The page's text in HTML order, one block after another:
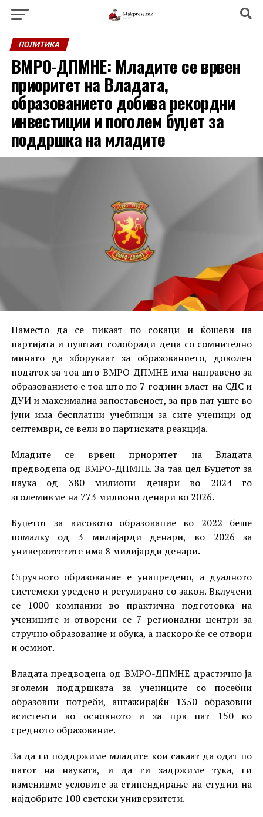
ПОЛИТИКА
ВМРО-ДПМНЕ: Младите се врвен
приоритет на Владата,
образованието добива рекордни
инвестиции и поголем буџет за
поддршка на младите
Наместо да се пикаат по сокаци и ќошеви на
партијата и пуштаат голобради деца со сомнително
минато да зборуваат за образованието, доволен
податок за тоа што ВМРО-ДПМНЕ има направено за
образованието е тоа што по 7 години власт на СДС и
ДУИ и максимална запоставеност, за прв пат уште во
јуни има бесплатни учебници за сите ученици од
септември, се вели во партиската реакција.
Младите се врвен приоритет на Владата
предводена од ВМРО-ДПМНЕ. За таа цел Буџетот за
наука од 380 милиони денари во 2024 го
зголемивме на 773 милиони денари во 2026.
Буџетот за високото образование во 2022 беше
помалку од 3 милијарди денари, во 2026 за
универзитетите има 8 милијарди денари.
Стручното образование е унапредено, а дуалното
системски уредено и регулирано со закон. Вклучени
се 1000 компании во практична подготовка на
учениците и отворени се 7 регионални центри за
стручно образование и обука, а наскоро ќе се отвори
и осмиот.
Владата предводена од ВМРО-ДПМНЕ драстично ја
зголеми поддршката за учениците со посебни
образовни потреби, ангажирајќи 1350 образовни
асистенти во основното и за прв пат 150 во
средното образование.
За да ги поддржиме младите кои сакаат да одат по
патот на науката, и да ги задржиме тука, ги
изменивме условите за стипендирање на студии на
најдобрите 100 светски универзитети.